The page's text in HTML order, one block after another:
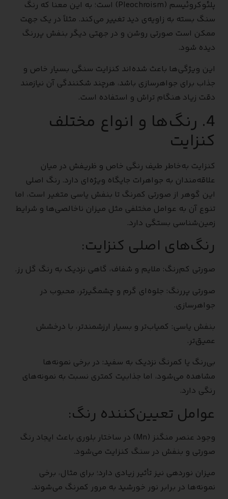
پلئوکروئیسم (Pleochroism) است؛ به این معنا که رنگ
سنگ بسته به زاویه‌ی دید تغییر می‌کند. مثلاً در یک جهت
ممکن است صورتی روشن و در جهتی دیگر بنفش پررنگ
دیده شود.
این ویژگی‌ها باعث شده‌اند کنزایت سنگی بسیار خاص و
جذاب برای جواهرسازی باشد، هرچند شکنندگی آن نیازمند
دقت زیاد هنگام تراش و استفاده است.
4. رنگ‌ها و انواع مختلف
کنزایت
کنزایت به‌خاطر طیف رنگی خاص و ظریفش در میان
علاقه‌مندان به جواهرات جایگاه ویژه‌ای دارد. رنگ اصلی
این گوهر از صورتی کمرنگ تا بنفش یاسی متغیر است، اما
تنوع آن به عوامل مختلفی مثل میزان ناخالصی‌ها و شرایط
زمین‌شناسی بستگی دارد.
رنگ‌های اصلی کنزایت:
صورتی کم‌رنگ: ملایم و شفاف، گاهی نزدیک به رنگ گل رز.
صورتی پررنگ: جلوه‌ای گرم و چشمگیرتر، محبوب در
جواهرسازی.
بنفش یاسی: کمیاب‌تر و بسیار ارزشمندتر، با درخشش
عمیق‌تر.
بی‌رنگ یا کمرنگ نزدیک به سفید: در برخی نمونه‌ها
مشاهده می‌شود، اما جذابیت کمتری نسبت به نمونه‌های
رنگی دارد.
عوامل تعیین‌کننده رنگ:
وجود عنصر منگنز (Mn) در ساختار بلوری باعث ایجاد رنگ
صورتی و بنفش در سنگ کنزایت می‌شود.
میزان نوردهی نیز تأثیر زیادی دارد؛ برای مثال، برخی
نمونه‌ها در برابر نور خورشید به مرور کمرنگ می‌شوند.